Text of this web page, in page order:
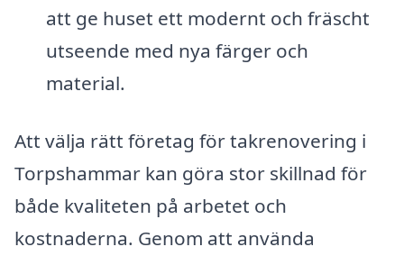
att ge huset ett modernt och fräscht
utseende med nya färger och
material.
Att välja rätt företag för takrenovering i
Torpshammar kan göra stor skillnad för
både kvaliteten på arbetet och
kostnaderna. Genom att använda